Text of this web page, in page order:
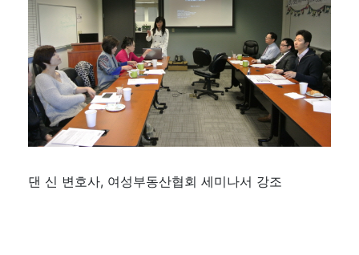
댄 신 변호사, 여성부동산협회 세미나서 강조